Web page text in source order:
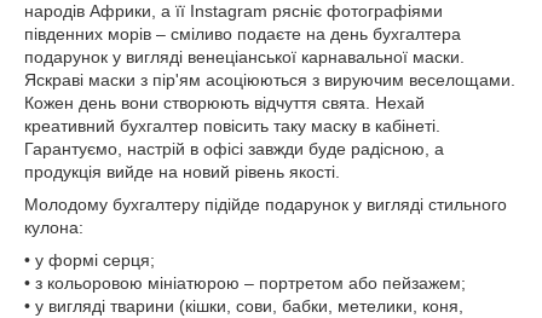
народів Африки, а її Instagram рясніє фотографіями
південних морів – сміливо подаєте на день бухгалтера
подарунок у вигляді венеціанської карнавальної маски.
Яскраві маски з пір'ям асоціюються з вируючим веселощами.
Кожен день вони створюють відчуття свята. Нехай
креативний бухгалтер повісить таку маску в кабінеті.
Гарантуємо, настрій в офісі завжди буде радісною, а
продукція вийде на новий рівень якості.
Молодому бухгалтеру підійде подарунок у вигляді стильного
кулона:
• у формі серця;
• з кольоровою мініатюрою – портретом або пейзажем;
• у вигляді тварини (кішки, сови, бабки, метелики, коня,